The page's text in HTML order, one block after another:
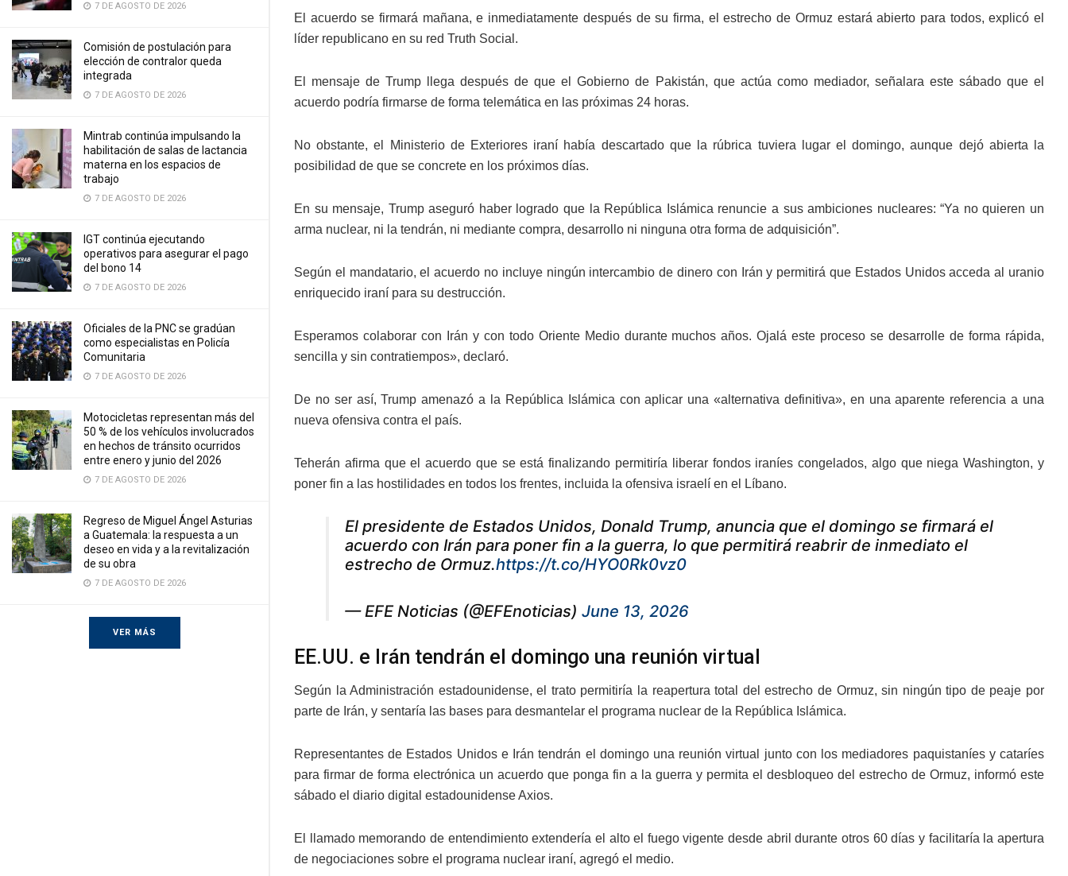
7 DE AGOSTO DE 2026
Comisión de postulación para
elección de contralor queda
integrada
7 DE AGOSTO DE 2026
Mintrab continúa impulsando la
habilitación de salas de lactancia
materna en los espacios de
trabajo
7 DE AGOSTO DE 2026
IGT continúa ejecutando
operativos para asegurar el pago
del bono 14
7 DE AGOSTO DE 2026
Oficiales de la PNC se gradúan
como especialistas en Policía
Comunitaria
7 DE AGOSTO DE 2026
Motocicletas representan más del
50 % de los vehículos involucrados
en hechos de tránsito ocurridos
entre enero y junio del 2026
7 DE AGOSTO DE 2026
Regreso de Miguel Ángel Asturias
a Guatemala: la respuesta a un
deseo en vida y a la revitalización
de su obra
7 DE AGOSTO DE 2026
VER MÁS
El acuerdo se firmará mañana, e inmediatamente después de su firma, el estrecho de Ormuz estará abierto para todos, explicó el
líder republicano en su red Truth Social.
El mensaje de Trump llega después de que el Gobierno de Pakistán, que actúa como mediador, señalara este sábado que el
acuerdo podría firmarse de forma telemática en las próximas 24 horas.
No obstante, el Ministerio de Exteriores iraní había descartado que la rúbrica tuviera lugar el domingo, aunque dejó abierta la
posibilidad de que se concrete en los próximos días.
En su mensaje, Trump aseguró haber logrado que la República Islámica renuncie a sus ambiciones nucleares: “Ya no quieren un
arma nuclear, ni la tendrán, ni mediante compra, desarrollo ni ninguna otra forma de adquisición”.
Según el mandatario, el acuerdo no incluye ningún intercambio de dinero con Irán y permitirá que Estados Unidos acceda al uranio
enriquecido iraní para su destrucción.
Esperamos colaborar con Irán y con todo Oriente Medio durante muchos años. Ojalá este proceso se desarrolle de forma rápida,
sencilla y sin contratiempos», declaró.
De no ser así, Trump amenazó a la República Islámica con aplicar una «alternativa definitiva», en una aparente referencia a una
nueva ofensiva contra el país.
Teherán afirma que el acuerdo que se está finalizando permitiría liberar fondos iraníes congelados, algo que niega Washington, y
poner fin a las hostilidades en todos los frentes, incluida la ofensiva israelí en el Líbano.
El presidente de Estados Unidos, Donald Trump, anuncia que el domingo se firmará el
acuerdo con Irán para poner fin a la guerra, lo que permitirá reabrir de inmediato el
estrecho de Ormuz.https://t.co/HYO0Rk0vz0
— EFE Noticias (@EFEnoticias) June 13, 2026
EE.UU. e Irán tendrán el domingo una reunión virtual
Según la Administración estadounidense, el trato permitiría la reapertura total del estrecho de Ormuz, sin ningún tipo de peaje por
parte de Irán, y sentaría las bases para desmantelar el programa nuclear de la República Islámica.
Representantes de Estados Unidos e Irán tendrán el domingo una reunión virtual junto con los mediadores paquistaníes y cataríes
para firmar de forma electrónica un acuerdo que ponga fin a la guerra y permita el desbloqueo del estrecho de Ormuz, informó este
sábado el diario digital estadounidense Axios.
El llamado memorando de entendimiento extendería el alto el fuego vigente desde abril durante otros 60 días y facilitaría la apertura
de negociaciones sobre el programa nuclear iraní, agregó el medio.